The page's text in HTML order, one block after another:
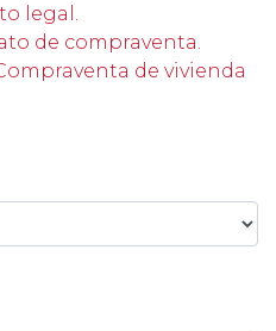
legal.
de compraventa.
de vivienda